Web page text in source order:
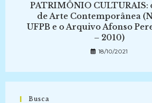
PATRIMÔNIO CULTURAIS:
de Arte Contemporânea
UFPB e o Arquivo Afonso
– 2010)
18/10/2021
Busca